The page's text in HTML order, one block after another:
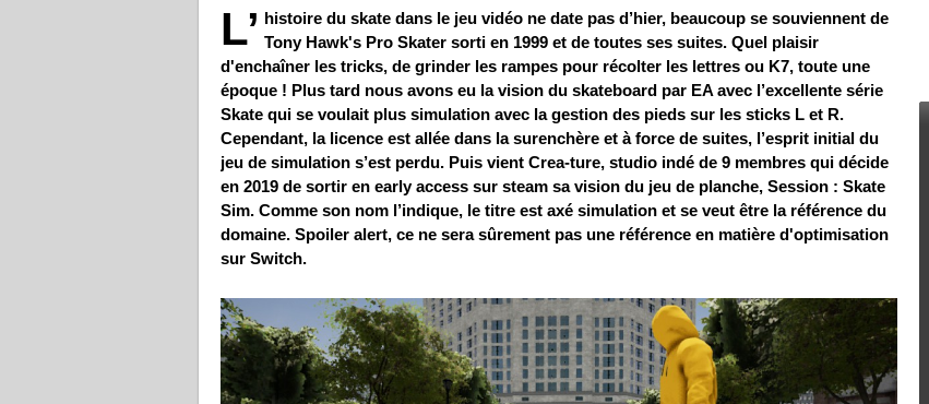
L’ histoire du skate dans le jeu vidéo ne date pas d’hier, beaucoup se souviennent de
Tony Hawk's Pro Skater sorti en 1999 et de toutes ses suites. Quel plaisir
d'enchaîner les tricks, de grinder les rampes pour récolter les lettres ou K7, toute une
époque ! Plus tard nous avons eu la vision du skateboard par EA avec l’excellente série
Skate qui se voulait plus simulation avec la gestion des pieds sur les sticks L et R.
Cependant, la licence est allée dans la surenchère et à force de suites, l’esprit initial du
jeu de simulation s’est perdu. Puis vient Crea-ture, studio indé de 9 membres qui décide
en 2019 de sortir en early access sur steam sa vision du jeu de planche, Session : Skate
Sim. Comme son nom l’indique, le titre est axé simulation et se veut être la référence du
domaine. Spoiler alert, ce ne sera sûrement pas une référence en matière d'optimisation
sur Switch.